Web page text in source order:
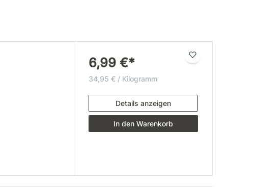
6,99 €*
34,95 € / Kilogramm
Details anzeigen
In den Warenkorb